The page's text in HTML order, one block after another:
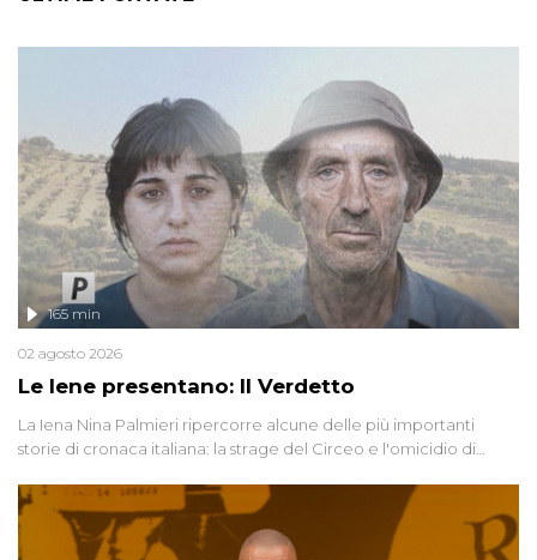
Le Iene presentano: Il Verdetto
165 min
02 agosto 2026
La Iena Nina Palmieri ripercorre alcune delle più importanti
storie di cronaca italiana: la strage del Circeo e l'omicidio di